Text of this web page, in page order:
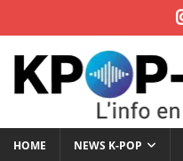
HOME NEWS K-POP